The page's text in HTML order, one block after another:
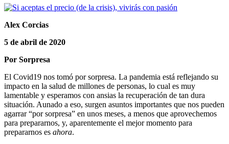
Alex Corcias
5 de abril de 2020
Por Sorpresa
El Covid19 nos tomó por sorpresa. La pandemia está reflejando su
impacto en la salud de millones de personas, lo cual es muy
lamentable y esperamos con ansias la recuperación de tan dura
situación. Aunado a eso, surgen asuntos importantes que nos pueden
agarrar “por sorpresa” en unos meses, a menos que aprovechemos
para prepararnos, y, aparentemente el mejor momento para
prepararnos es ahora.